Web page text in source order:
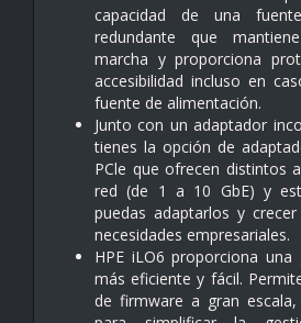
capacidad de una
redundante que
marcha y proporciona
accesibilidad incluso en
fuente de alimentación.
Junto con un adaptador
tienes la opción de
PCle que ofrecen distintos
red (de 1 a 10 GbE) y
puedas adaptarlos y
necesidades empresariales.
HPE iLO6 proporciona
más eficiente y fácil.
de firmware a gran